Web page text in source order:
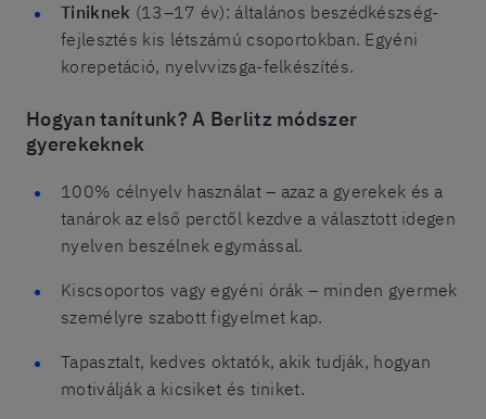
Tiniknek (13–17 év): általános beszédkészség-
fejlesztés kis létszámú csoportokban. Egyéni
korepetáció, nyelvvizsga-felkészítés.
Hogyan tanítunk? A Berlitz módszer
gyerekeknek
100% célnyelv használat – azaz a gyerekek és a
tanárok az első perctől kezdve a választott idegen
nyelven beszélnek egymással.
Kiscsoportos vagy egyéni órák – minden gyermek
személyre szabott figyelmet kap.
Tapasztalt, kedves oktatók, akik tudják, hogyan
motiválják a kicsiket és tiniket.